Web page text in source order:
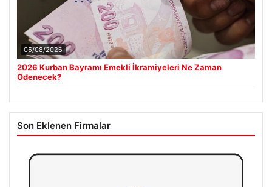
05/08/2026
2026 Kurban Bayramı Emekli İkramiyeleri Ne Zaman
Ödenecek?
Son Eklenen Firmalar